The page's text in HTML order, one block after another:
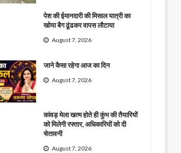
पेश की ईमानदारी की मिसाल यात्री का
खोया बैग ढूंढकर वापस लौटाया
August 7, 2026
जाने कैसा रहेगा आज का दिन
August 7, 2026
कांवड़ मेला खत्म होते ही कुंभ की तैयारियों
को मिलेगी रफ्तार, अधिकारियों को दी
चेतावनी
August 7, 2026